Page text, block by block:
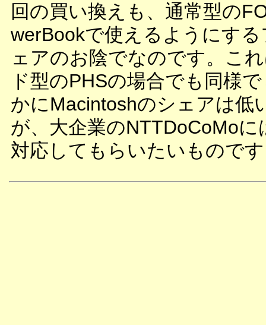
回の買い換えも、通常型の
werBookで使えるようにす
ェアのお陰でなのです。こ
ド型のPHSの場合でも同様
かにMacintoshのシェアは低
が、大企業のNTTDoCoMoに
対応してもらいたいもので